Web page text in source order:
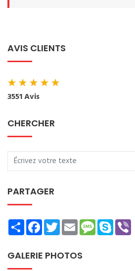
AVIS CLIENTS
★★★★★
3551 Avis
CHERCHER
PARTAGER
ShareFacebookTwitterEmailMessage
Skype
GALERIE PHOTOS